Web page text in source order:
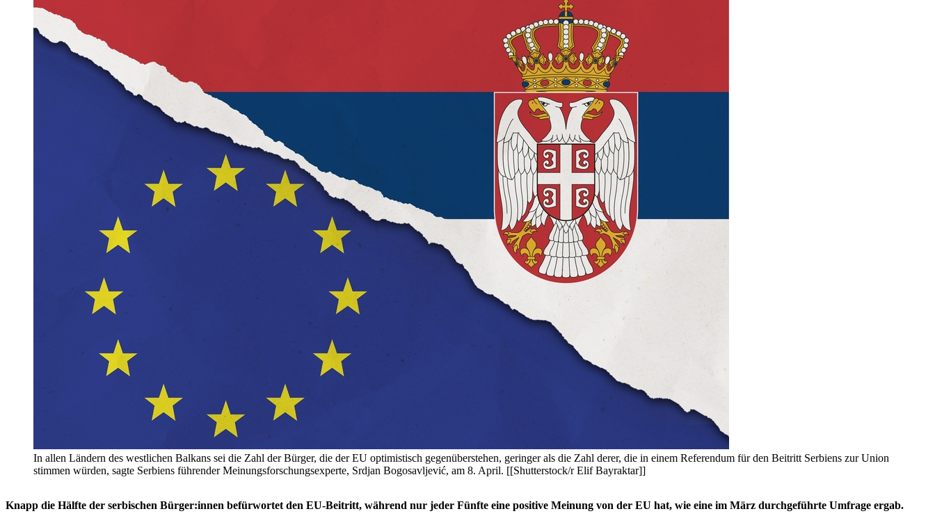
In allen Ländern des westlichen Balkans sei die Zahl der Bürger, die der EU optimistisch gegenüberstehen, geringer als die Zahl derer, die in einem Referendum für den Beitritt Serbiens zur Union
stimmen würden, sagte Serbiens führender Meinungsforschungsexperte, Srdjan Bogosavljević, am 8. April. [[Shutterstock/r Elif Bayraktar]]
Knapp die Hälfte der serbischen Bürger:innen befürwortet den EU-Beitritt, während nur jeder Fünfte eine positive Meinung von der EU hat, wie eine im März durchgeführte Umfrage ergab.